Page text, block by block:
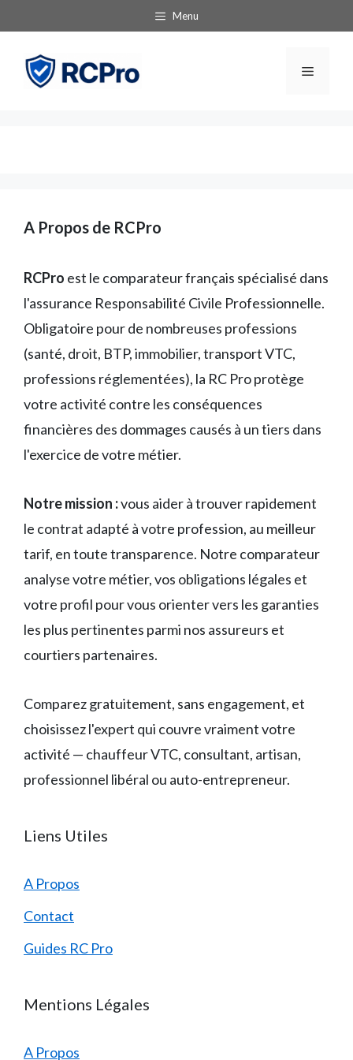
au
contenu
Menu
Menu
A Propos de RCPro
RCPro est le comparateur français spécialisé dans
l'assurance Responsabilité Civile Professionnelle.
Obligatoire pour de nombreuses professions
(santé, droit, BTP, immobilier, transport VTC,
professions réglementées), la RC Pro protège
votre activité contre les conséquences
financières des dommages causés à un tiers dans
l'exercice de votre métier.
Notre mission :vous aider à trouver rapidement
le contrat adapté à votre profession, au meilleur
tarif, en toute transparence. Notre comparateur
analyse votre métier, vos obligations légales et
votre profil pour vous orienter vers les garanties
les plus pertinentes parmi nos assureurs et
courtiers partenaires.
Comparez gratuitement, sans engagement, et
choisissez l'expert qui couvre vraiment votre
activité — chauffeur VTC, consultant, artisan,
professionnel libéral ou auto-entrepreneur.
Liens Utiles
A Propos
Contact
Guides RC Pro
Mentions Légales
A Propos